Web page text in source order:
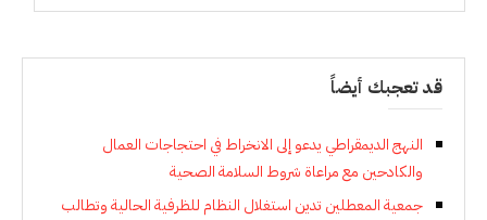
قد تعجبك أيضاً
النهج الديمقراطي يدعو إلى الانخراط في احتجاجات العمال
والكادحين مع مراعاة شروط السلامة الصحية
جمعية المعطلين تدين استغلال النظام للظرفية الحالية وتطالب